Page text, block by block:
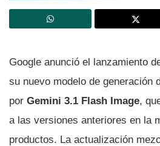
Google anunció el lanzamiento
su nuevo modelo de generación
por Gemini 3.1 Flash Image,
a las versiones anteriores en la
productos. La actualización